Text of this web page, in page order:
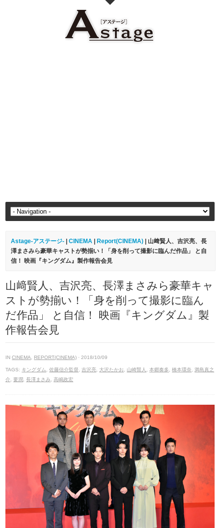
Astage-アステージ- |CINEMA Report(CINEMA) | 山﨑賢人、吉沢亮、長
澤まさみら豪華キャストが勢揃い！「身を削って撮影に臨んだ作品」 と自
信！ 映画『キングダム』製作報告会見
山﨑賢人、吉沢亮、長澤まさみら豪華キャ
ストが勢揃い！「身を削って撮影に臨ん
だ作品」 と自信！ 映画『キングダム』製
作報告会見
INCINEMA REPORT(CINEMA) · 2018/10/09
TAGS: キングダム ,佐藤信介監督 ,吉沢亮 大沢たかお 山崎賢人 ,本郷奏多 ,橋本環奈 ,満島真之
介
,要潤 ,長澤まさみ ,高嶋政宏